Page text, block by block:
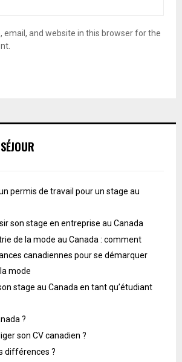
email, and website in this browser for the
permis de travail pour un stage au
son stage en entreprise au Canada
de la mode au Canada : comment
canadiennes pour se démarquer
mode
stage au Canada en tant qu’étudiant
?
son CV canadien ?
différences ?